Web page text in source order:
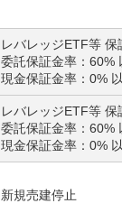
レバレッジETF等 保
委託保証金率：60%
現金保証金率：0%
レバレッジETF等 保
委託保証金率：60%
現金保証金率：0%
新規売建停止